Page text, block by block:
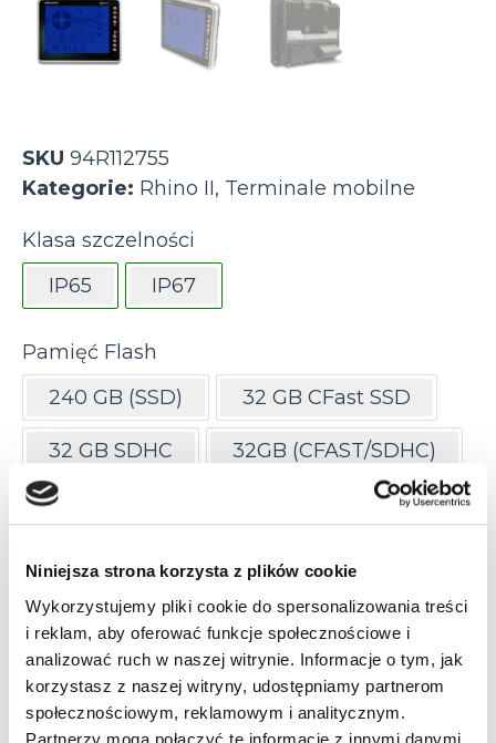
Niniejsza strona korzysta z plików cookie
Wykorzystujemy pliki cookie do spersonalizowania treści
i reklam, aby oferować funkcje społecznościowe i
analizować ruch w naszej witrynie. Informacje o tym, jak
korzystasz z naszej witryny, udostępniamy partnerom
społecznościowym, reklamowym i analitycznym.
Partnerzy mogą połączyć te informacje z innymi danymi
SKU 94R112755
Kategorie: Rhino II, Terminale mobilne
Klasa szczelności
IP65
IP67
Pamięć Flash
240 GB (SSD)
32 GB CFast SSD
32 GB SDHC 32GB (CFAST/SDHC)
64 GB (CFAST)
Pamięć RAM
1 GB
16 GB 2 GB 4 GB
8 GB
Procesor